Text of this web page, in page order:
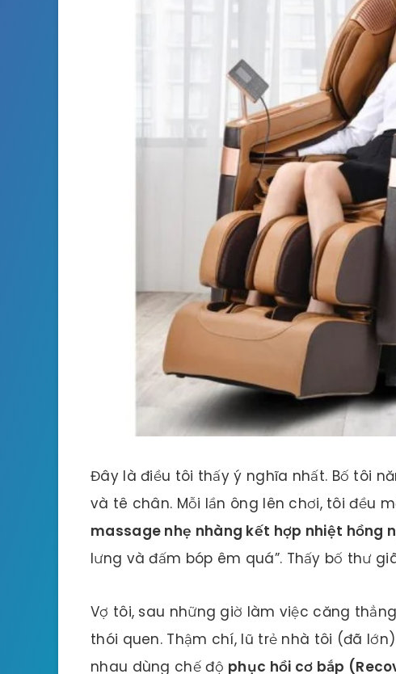
Đây là điều tôi thấy ý nghĩa nhất. Bố tôi
và tê chân. Mỗi lần ông lên chơi, tôi đều
massage nhẹ nhàng kết hợp nhiệt hồng
lưng và đấm bóp êm quá”. Thấy bố thư
Vợ tôi, sau những giờ làm việc căng
thói quen. Thậm chí, lũ trẻ nhà tôi (đã
nhau dùng chế độ phục hồi cơ bắp